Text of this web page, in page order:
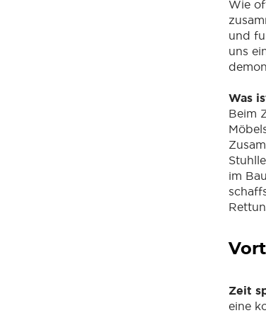
Wie
und
uns
Was
Beim
im
Zeit
eine